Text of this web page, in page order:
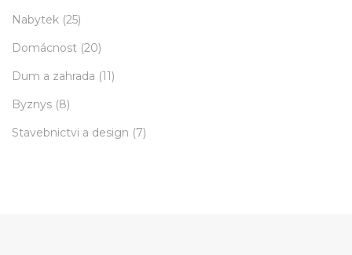
Nabytek (25)
Domácnost (20)
Dum a zahrada (11)
Byznys (8)
Stavebnictvi a design (7)